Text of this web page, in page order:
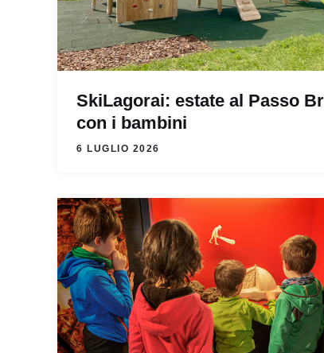
SkiLagorai: estate al Passo
con i bambini
6 LUGLIO 2026